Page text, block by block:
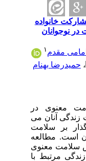
بهنام
در
می
سلامت
معنوی
با